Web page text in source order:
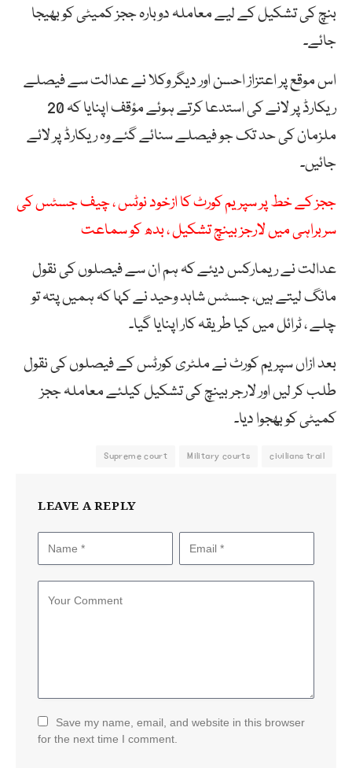
بنچ کی تشکیل کے لیے معاملہ دوبارہ ججز کمیٹی کو بھیجا
جائے۔
اس موقع پر اعتزاز احسن اور دیگر وکلا نے عدالت سے فیصلے
ریکارڈ پر لانے کی استدعا کرتے ہوئے مؤقف اپنایا کہ 20
ملزمان کی حد تک جو فیصلے سنائے گئے وہ ریکارڈ پر لائے
جائیں۔
ججز کے خط پر سپریم کورٹ کا ازخود نوٹس ، چیف جسٹس کی
سربراہی میں لارجز بینچ تشکیل ، بدھ کو سماعت
عدالت نے ریمارکس دیئے کہ ہم ان سے فیصلوں کی نقول
مانگ لیتے ہیں، جسٹس شاہد وحید نے کہا کہ ہمیں پتہ تو
چلے ، ٹرائل میں کیا طریقہ کار اپنایا گیا۔
بعد ازاں سپریم کورٹ نے ملٹری کورٹس کے فیصلوں کی نقول
طلب کر لیں اور لارجر بینچ کی تشکیل کیلئے معاملہ ججز
کمیٹی کو بھجوا دیا۔
civilians trail
Military courts
Supreme court
LEAVE A REPLY
Save my name, email, and website in this browser
for the next time I comment.